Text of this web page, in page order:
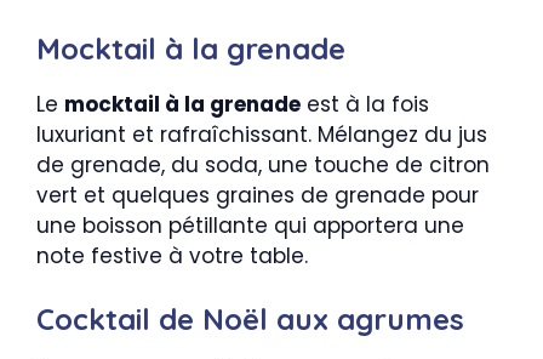
Mocktail à la grenade
Le mocktail à la grenade est à la fois
luxuriant et rafraîchissant. Mélangez du jus
de grenade, du soda, une touche de citron
vert et quelques graines de grenade pour
une boisson pétillante qui apportera une
note festive à votre table.
Cocktail de Noël aux agrumes